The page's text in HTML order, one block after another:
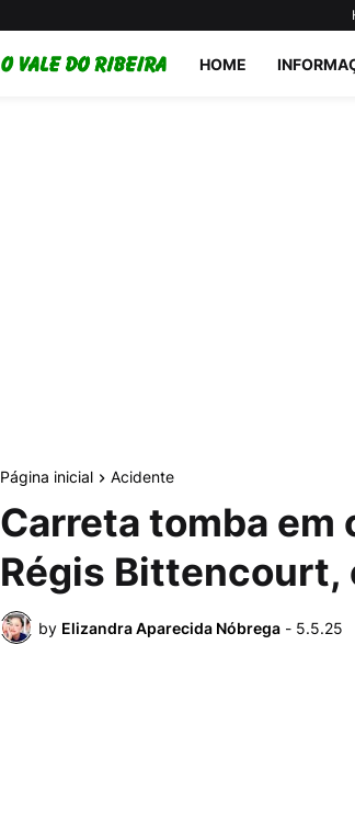
HOME
Página inicial Acidente
Carreta tomba em
Régis Bittencourt,
by Elizandra Aparecida Nóbrega - 5.5.25